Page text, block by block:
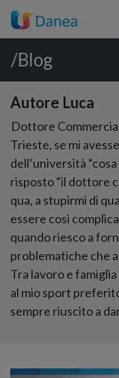
/Blog
Autore Luca
Dottore
Trieste, se mi
dell’università
risposto “il dottore
qua, a stupirmi di
essere così
quando riesco a
problematiche che
Tra lavoro e
al mio sport
sempre riuscito a